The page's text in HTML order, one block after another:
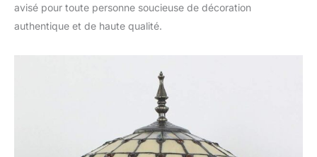
avisé pour toute personne soucieuse de décoration
authentique et de haute qualité.